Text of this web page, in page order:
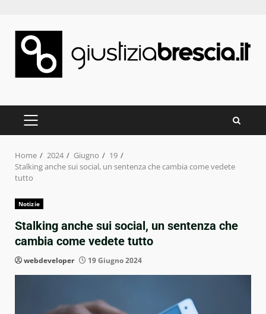
content
PRIMARY
Home 2024 Giugno
19
Stalking anche sui social, un sentenza che cambia come vedete
tutto
Notizie
Stalking anche sui social, un sentenza che
cambia come vedete tutto
webdeveloper 19 Giugno 2024